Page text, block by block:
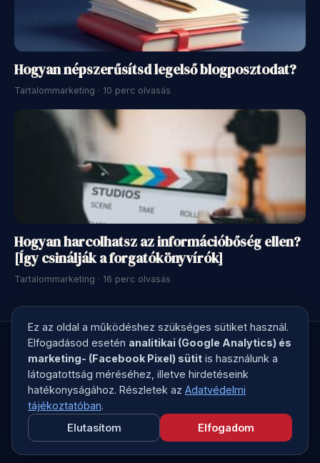
Hogyan népszerűsítsd legelső blogposztodat?
Tartalommarketing · 10 perc olvasás
Hogyan harcolhatsz az információbőség ellen?
[Így csinálják a forgatókönyvírók]
Tartalommarketing · 16 perc olvasás
© 2026 Kreatív Kontroll · Megírjuk a marketingszövegedet, ami
elad
AdatvédelemÁSZFEtikai kódex
Ez az oldal a működéshez szükséges sütiket használ.
Elfogadásod esetén analitikai (Google Analytics) és
marketing- (Facebook Pixel) sütit is használunk a
látogatottság méréséhez, illetve hirdetéseink
hatékonyságához. Részletek az Adatvédelmi
tájékoztatóban.
Elutasítom
Elfogadom